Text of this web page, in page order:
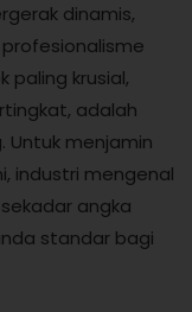
dinamis,
paling krusial,
adalah
menjamin
industri mengenal
angka
standar bagi